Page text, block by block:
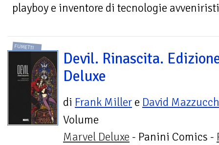
playboy e inventore di tecnologie
FUMETTI
Devil. Rinascita.
Deluxe
di Frank Miller e David
Volume
Marvel Deluxe - Panini Comics -